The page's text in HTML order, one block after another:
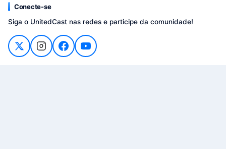
Conecte-se
Siga o UnitedCast nas redes e participe da comunidade!